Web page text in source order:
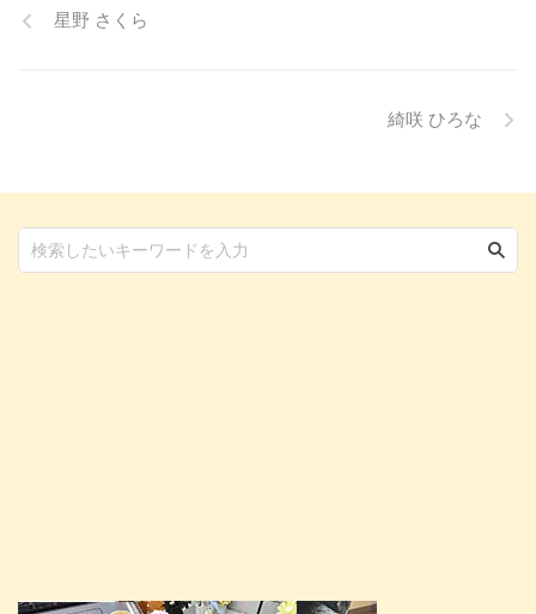
炎かも？」と思ったときに、すぐ
星野 さくら
綺咲 ひろな